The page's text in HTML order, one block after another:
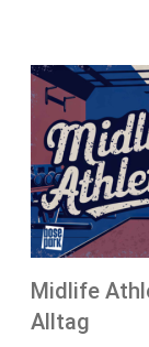
Midlife
Alltag